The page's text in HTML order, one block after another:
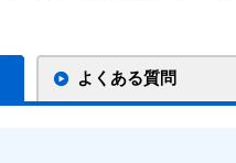
よくある質問